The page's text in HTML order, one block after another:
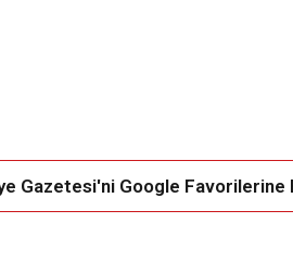
Gazetesi'ni Google Favorilerine